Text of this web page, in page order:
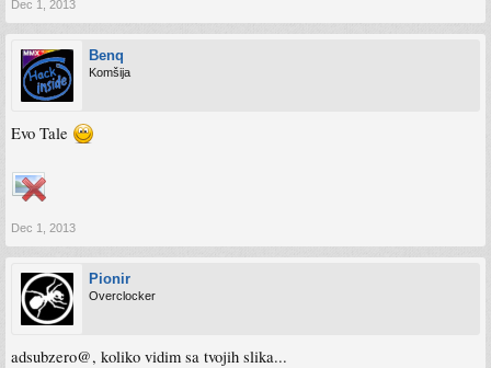
Dec 1, 2013
Benq
Komšija
Evo Tale
Dec 1, 2013
Pionir
Overclocker
adsubzero@, koliko vidim sa tvojih slika...